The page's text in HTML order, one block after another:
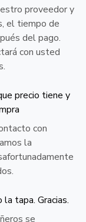
proveedor y
el tiempo de
del pago.
con usted
precio tiene y
con
la
tapa. Gracias.
se